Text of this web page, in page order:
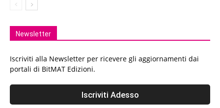
Newsletter
Iscriviti alla Newsletter per ricevere gli aggiornamenti dai
portali di BitMAT Edizioni.